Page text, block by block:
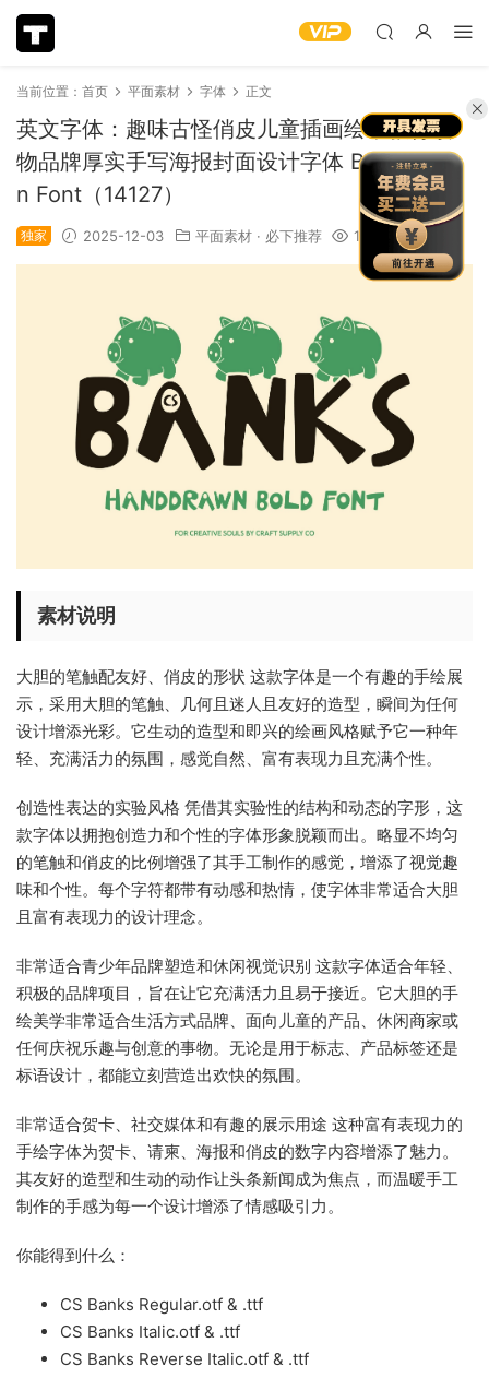
当前位置： 首页 平面素材 字体 正文
英文字体：趣味古怪俏皮儿童插画绘本教育读
物品牌厚实手写海报封面设计字体 Banks – Fu
n Font（14127）
独家 2025-12-03 平面素材 · 必下推荐 1.15k
素材说明
大胆的笔触配友好、俏皮的形状 这款字体是一个有趣的手绘展
示，采用大胆的笔触、几何且迷人且友好的造型，瞬间为任何
设计增添光彩。它生动的造型和即兴的绘画风格赋予它一种年
轻、充满活力的氛围，感觉自然、富有表现力且充满个性。
创造性表达的实验风格 凭借其实验性的结构和动态的字形，这
款字体以拥抱创造力和个性的字体形象脱颖而出。略显不均匀
的笔触和俏皮的比例增强了其手工制作的感觉，增添了视觉趣
味和个性。每个字符都带有动感和热情，使字体非常适合大胆
且富有表现力的设计理念。
非常适合青少年品牌塑造和休闲视觉识别 这款字体适合年轻、
积极的品牌项目，旨在让它充满活力且易于接近。它大胆的手
绘美学非常适合生活方式品牌、面向儿童的产品、休闲商家或
任何庆祝乐趣与创意的事物。无论是用于标志、产品标签还是
标语设计，都能立刻营造出欢快的氛围。
非常适合贺卡、社交媒体和有趣的展示用途 这种富有表现力的
手绘字体为贺卡、请柬、海报和俏皮的数字内容增添了魅力。
其友好的造型和生动的动作让头条新闻成为焦点，而温暖手工
制作的手感为每一个设计增添了情感吸引力。
你能得到什么：
CS Banks Regular.otf & .ttf
CS Banks Italic.otf & .ttf
CS Banks Reverse Italic.otf & .ttf